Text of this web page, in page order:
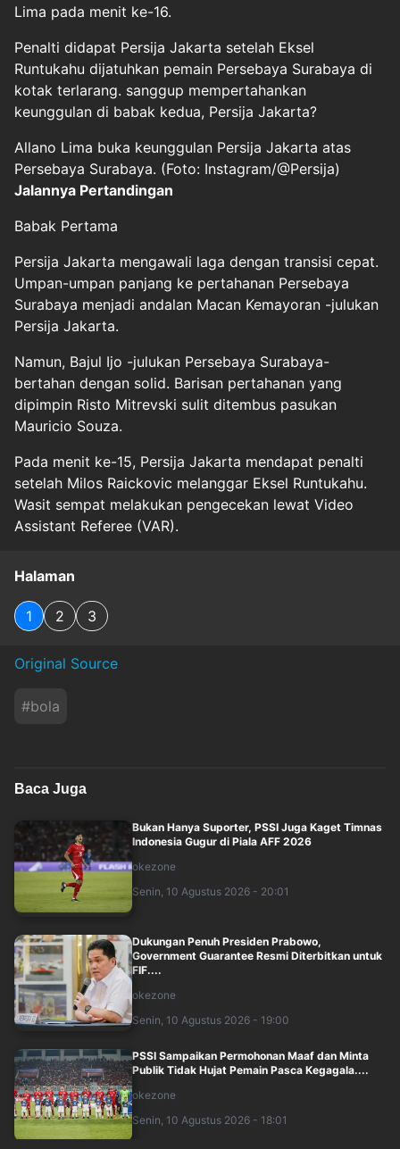
Lima pada menit ke-16.
Penalti didapat Persija Jakarta setelah Eksel
Runtukahu dijatuhkan pemain Persebaya Surabaya di
kotak terlarang. sanggup mempertahankan
keunggulan di babak kedua, Persija Jakarta?
Allano Lima buka keunggulan Persija Jakarta atas
Persebaya Surabaya. (Foto: Instagram/@Persija)
Jalannya Pertandingan
Babak Pertama
Persija Jakarta mengawali laga dengan transisi cepat.
Umpan-umpan panjang ke pertahanan Persebaya
Surabaya menjadi andalan Macan Kemayoran -julukan
Persija Jakarta.
Namun, Bajul Ijo -julukan Persebaya Surabaya-
bertahan dengan solid. Barisan pertahanan yang
dipimpin Risto Mitrevski sulit ditembus pasukan
Mauricio Souza.
Pada menit ke-15, Persija Jakarta mendapat penalti
setelah Milos Raickovic melanggar Eksel Runtukahu.
Wasit sempat melakukan pengecekan lewat Video
Assistant Referee (VAR).
Halaman
1 2 3
Original Source
#bola
Baca Juga
Bukan Hanya Suporter, PSSI Juga Kaget Timnas
Indonesia Gugur di Piala AFF 2026
okezone
Senin, 10 Agustus 2026 - 20:01
Dukungan Penuh Presiden Prabowo,
Government Guarantee Resmi Diterbitkan untuk
FIF....
okezone
Senin, 10 Agustus 2026 - 19:00
PSSI Sampaikan Permohonan Maaf dan Minta
Publik Tidak Hujat Pemain Pasca Kegagala....
okezone
Senin, 10 Agustus 2026 - 18:01